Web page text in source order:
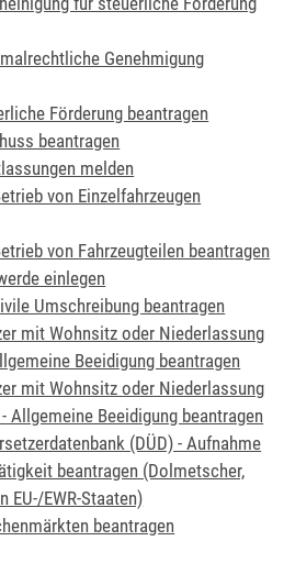
Genehmigung
Förderung beantragen
beantragen
melden
von Einzelfahrzeugen
von Fahrzeugteilen beantragen
einlegen
Umschreibung beantragen
mit Wohnsitz oder Niederlassung
Beeidigung beantragen
mit Wohnsitz oder Niederlassung
Allgemeine Beeidigung beantragen
(DÜD) - Aufnahme
beantragen (Dolmetscher,
EU-/EWR-Staaten)
beantragen